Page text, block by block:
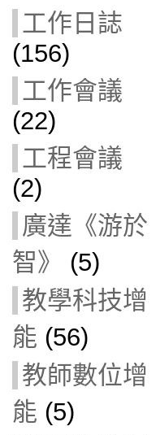
工作日誌
(156)
工作會議
(22)
工程會議
(2)
廣達《游於
智》
(5)
教學科技增
能 (56)
教師數位增
能 (5)